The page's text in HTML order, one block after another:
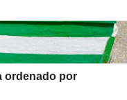
ordenado por